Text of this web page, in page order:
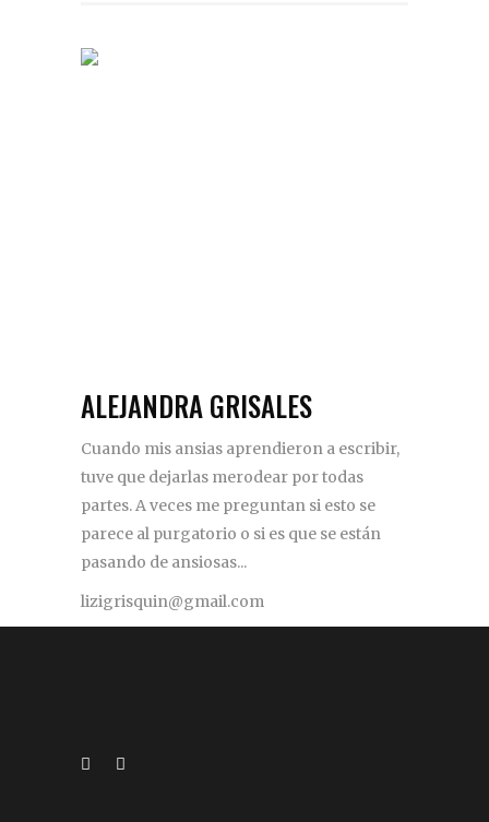
ALEJANDRA GRISALES
Cuando mis ansias aprendieron a escribir,
tuve que dejarlas merodear por todas
partes. A veces me preguntan si esto se
parece al purgatorio o si es que se están
pasando de ansiosas...
lizigrisquin@gmail.com